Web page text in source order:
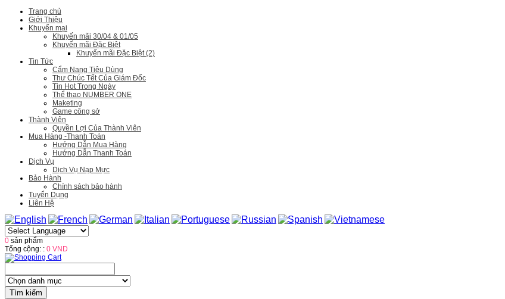
Trang chủ
Giới Thiệu
Khuyến mại
Khuyến mãi 30/04 & 01/05
Khuyến mãi Đặc Biệt
Khuyến mãi Đặc Biệt (2)
Tin Tức
Cẩm Nang Tiêu Dùng
Thư Chúc Tết Của Giám Đốc
Tin Hot Trong Ngày
Thể thao NUMBER ONE
Maketing
Game công sở
Thành Viên
Quyền Lợi Của Thành Viên
Mua Hàng -Thanh Toán
Hướng Dẫn Mua Hàng
Hướng Dẫn Thanh Toán
Dịch Vụ
Dịch Vụ Nạp Mực
Bảo Hành
Chính sách bảo hành
Tuyển Dụng
Liên Hệ
0 sản phẩm
Tổng cộng: : 0 VND
Tìm kiếm